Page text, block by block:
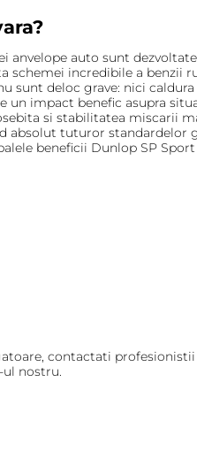
anvelope auto sunt
incredibile a benzii
sunt deloc grave: nici
un impact benefic asupra
si stabilitatea miscarii
absolut tuturor standardelor
beneficii Dunlop SP Sport
contactati profesionistii
nostru.